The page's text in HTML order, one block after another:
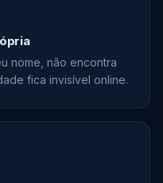
nome, não encontra
fica invisível online.